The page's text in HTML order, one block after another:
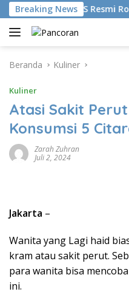
Langsung
ke
konten
Breaking News
AI, BRMS Resmi Rombak
Beranda Kuliner
Kuliner
Atasi Sakit
Konsumsi 5
Zarah Zuhran
Juli 2, 2024
Jakarta –
Wanita yang Lagi haid
kram atau sakit perut.
para wanita bisa
ini.